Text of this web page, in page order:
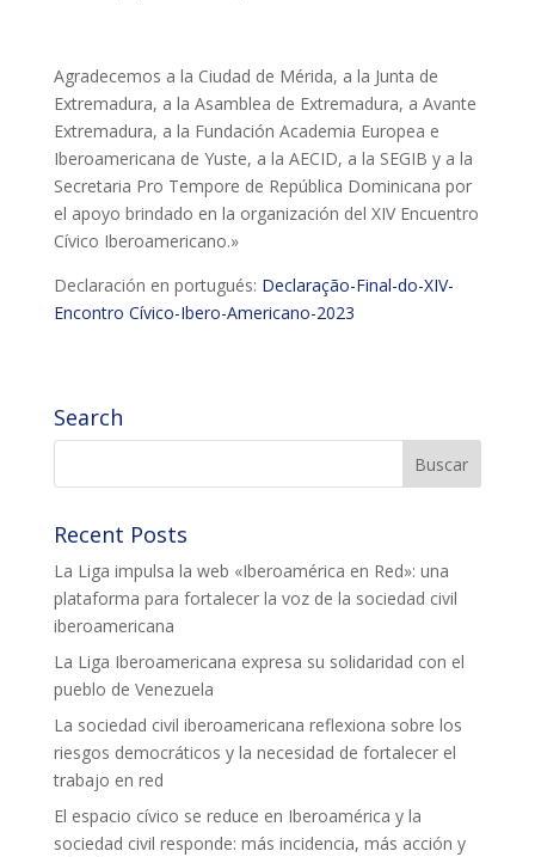
Agradecemos a la Ciudad de Mérida, a la Junta de
Extremadura, a la Asamblea de Extremadura, a Avante
Extremadura, a la Fundación Academia Europea e
Iberoamericana de Yuste, a la AECID, a la SEGIB y a la
Secretaria Pro Tempore de República Dominicana por
el apoyo brindado en la organización del XIV Encuentro
Cívico Iberoamericano.»
Declaración en portugués: Declaração-Final-do-XIV-
Encontro Cívico-Ibero-Americano-2023
Search
Recent Posts
La Liga impulsa la web «Iberoamérica en Red»: una
plataforma para fortalecer la voz de la sociedad civil
iberoamericana
La Liga Iberoamericana expresa su solidaridad con el
pueblo de Venezuela
La sociedad civil iberoamericana reflexiona sobre los
riesgos democráticos y la necesidad de fortalecer el
trabajo en red
El espacio cívico se reduce en Iberoamérica y la
sociedad civil responde: más incidencia, más acción y